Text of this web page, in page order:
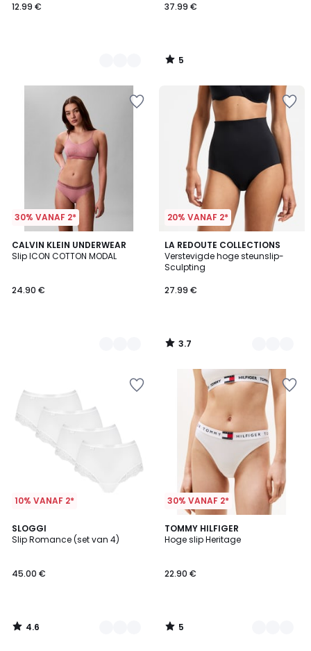
12.99 €
37.99 €
5
/
30% VANAF 2*
CALVIN KLEIN UNDERWEAR
Slip ICON COTTON MODAL
24.90 €
2
Kleuren
20% VANAF 2*
LA REDOUTE COLLECTIONS
Verstevigde hoge steunslip-
Sculpting
27.99 €
3.7
/ 5
2
Kleuren
3.7
/
10% VANAF 2*
SLOGGI
Slip Romance (set van 4)
45.00 €
4.6
/ 5
2
Kleuren
4.6
/
30% VANAF 2*
TOMMY HILFIGER
Hoge slip Heritage
22.90 €
5
/
3
Kleuren
5
/